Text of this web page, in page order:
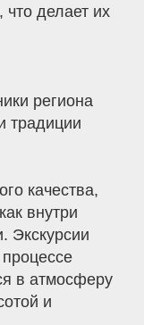
что делает их
региона
традиции
качества,
внутри
Экскурсии
в атмосферу
и